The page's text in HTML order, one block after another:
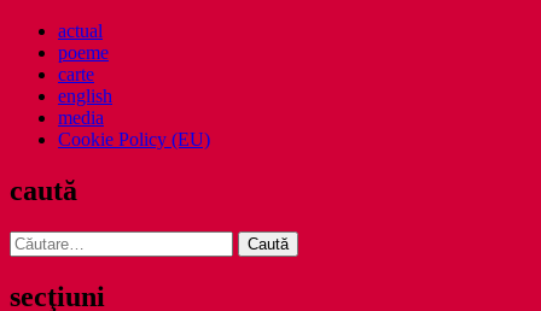
actual
poeme
carte
english
media
Cookie Policy (EU)
caută
Caută
după:
secţiuni